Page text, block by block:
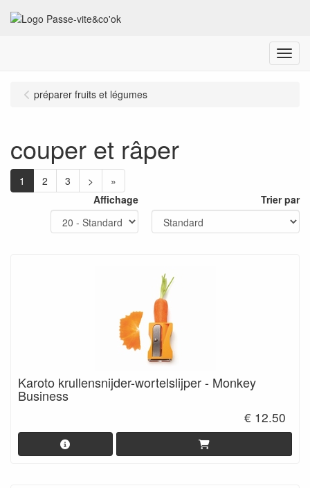
Menu
préparer fruits et légumes
couper et râper
1 2 3 >
»
Affichage
Trier par
Karoto krullensnijder-wortelslijper - Monkey
Business
€ 12.50